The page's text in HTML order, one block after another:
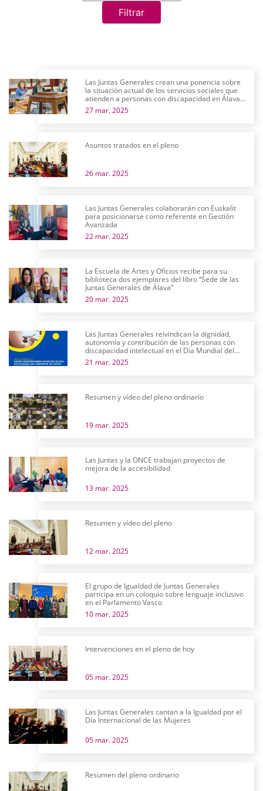
Filtrar
Las Juntas Generales crean una ponencia sobre
la situación actual de los servicios sociales que
atienden a personas con discapacidad en Álava y
su futuro próximo
27 mar. 2025
Asuntos tratados en el pleno
26 mar. 2025
Las Juntas Generales colaborarán con Euskalit
para posicionarse como referente en Gestión
Avanzada
22 mar. 2025
La Escuela de Artes y Oficios recibe para su
biblioteca dos ejemplares del libro “Sede de las
Juntas Generales de Álava”
20 mar. 2025
Las Juntas Generales reivindican la dignidad,
autonomía y contribución de las personas con
discapacidad intelectual en el Día Mundial del
Síndrome de Down
21 mar. 2025
Resumen y vídeo del pleno ordinario
19 mar. 2025
Las Juntas y la ONCE trabajan proyectos de
mejora de la accesibilidad
13 mar. 2025
Resumen y vídeo del pleno
12 mar. 2025
El grupo de Igualdad de Juntas Generales
participa en un coloquio sobre lenguaje inclusivo
en el Parlamento Vasco
10 mar. 2025
Intervenciones en el pleno de hoy
05 mar. 2025
Las Juntas Generales cantan a la Igualdad por el
Día Internacional de las Mujeres
05 mar. 2025
Resumen del pleno ordinario